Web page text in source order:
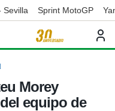
Sevilla Sprint MotoGP
Morey
equipo de